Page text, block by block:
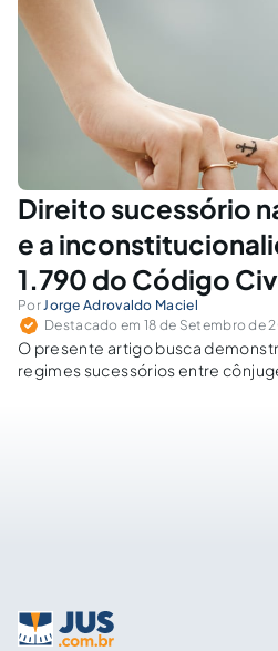
Direito sucessório
e a
1.790 do Código
Por Jorge Adrovaldo Maciel
Destacado em 18 de Setembro de
O presente artigo busca
regimes sucessórios entre